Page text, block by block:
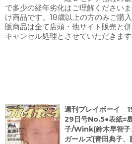
で多少の経年劣化はご理解ください
け商品です。18歳以上の方のみご購
販商品は全て店頭・他サイト販売と
キャンセル処理とさせていただきま
週刊プレイボーイ
29日号No.5●表紙=
子/Wink(鈴木早智子
ガールズ(青田典子